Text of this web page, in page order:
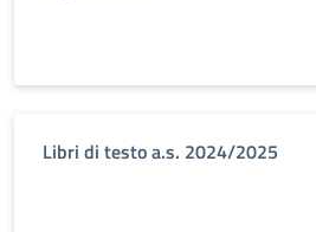
Libri di testo a.s. 2024/2025